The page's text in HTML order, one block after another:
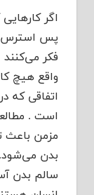
اگر
پس استرس
فکر
واقع هیچ
اتفاقی که
است .
مزمن باعث
بدن می‌شود.
سالم بدن